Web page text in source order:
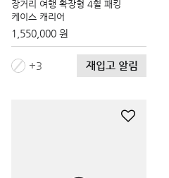
장거리 여행 확장형 4휠 패킹
케이스 캐리어
1,550,000 원
3 재입고 알림